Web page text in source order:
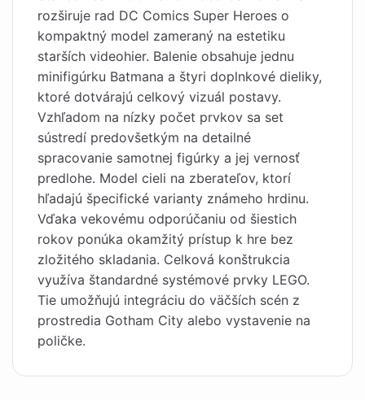
rozširuje rad DC Comics Super Heroes o
kompaktný model zameraný na estetiku
starších videohier. Balenie obsahuje jednu
minifigúrku Batmana a štyri doplnkové dieliky,
ktoré dotvárajú celkový vizuál postavy.
Vzhľadom na nízky počet prvkov sa set
sústredí predovšetkým na detailné
spracovanie samotnej figúrky a jej vernosť
predlohe. Model cieli na zberateľov, ktorí
hľadajú špecifické varianty známeho hrdinu.
Vďaka vekovému odporúčaniu od šiestich
rokov ponúka okamžitý prístup k hre bez
zložitého skladania. Celková konštrukcia
využíva štandardné systémové prvky LEGO.
Tie umožňujú integráciu do väčších scén z
prostredia Gotham City alebo vystavenie na
poličke.